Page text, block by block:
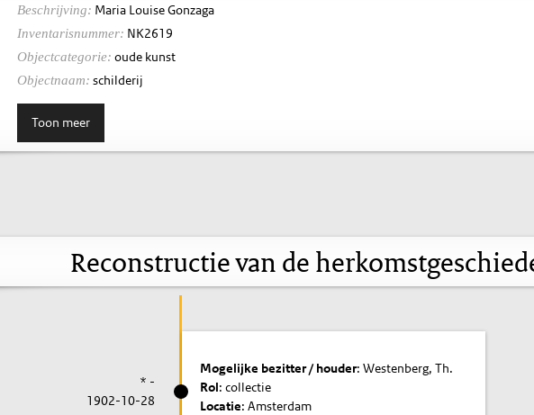
Beschrijving: Maria Louise Gonzaga
Inventarisnummer: NK2619
Objectcategorie: oude kunst
Objectnaam: schilderij
Toon meer
Reconstructie van de
* -
1902-10-28
Mogelijke bezitter / houder: Westenberg, Th.
Rol: collectie
Locatie: Amsterdam